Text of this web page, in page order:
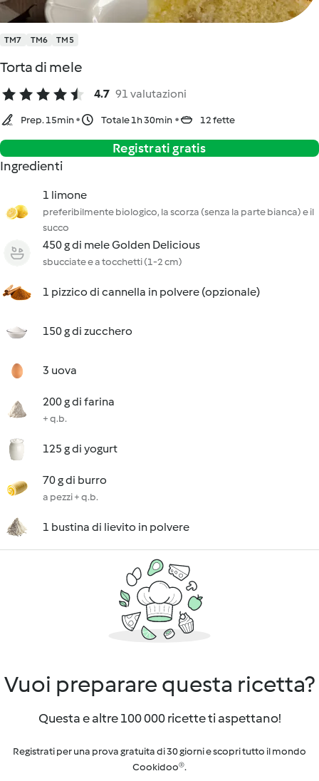
TM7 TM6 TM5
Torta di mele
4.7 91 valutazioni
Prep. 15min Totale 1h 30min 12 fette
Registrati gratis
Ingredienti
1 limone
preferibilmente biologico, la scorza (senza la parte bianca) e il
succo
450 g di mele Golden Delicious
sbucciate e a tocchetti (1-2 cm)
1 pizzico di cannella in polvere (opzionale)
150 g di zucchero
3 uova
200 g di farina
+ q.b.
125 g di yogurt
70 g di burro
a pezzi + q.b.
1 bustina di lievito in polvere
Vuoi preparare questa ricetta?
Questa e altre 100 000 ricette ti aspettano!
Registrati per una prova gratuita di 30 giorni e scopri tutto il mondo
Cookidoo®.